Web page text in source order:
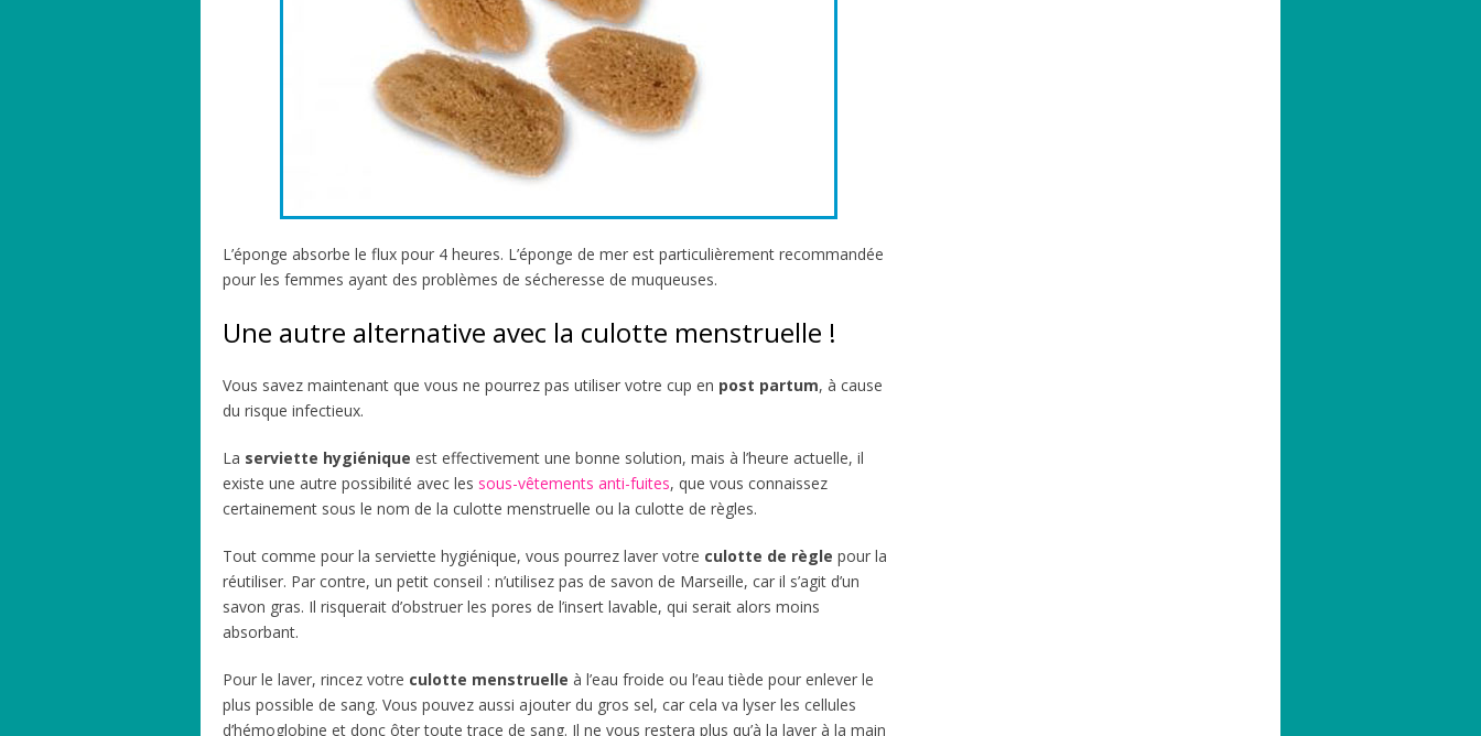
L’éponge absorbe le flux pour 4 heures. L’éponge de mer est particulièrement recommandée
pour les femmes ayant des problèmes de sécheresse de muqueuses.
Une autre alternative avec la culotte menstruelle !
Vous savez maintenant que vous ne pourrez pas utiliser votre cup en post partum, à cause
du risque infectieux.
La serviette hygiénique est effectivement une bonne solution, mais à l’heure actuelle, il
existe une autre possibilité avec les sous-vêtements anti-fuites, que vous connaissez
certainement sous le nom de la culotte menstruelle ou la culotte de règles.
Tout comme pour la serviette hygiénique, vous pourrez laver votre culotte de règle pour la
réutiliser. Par contre, un petit conseil : n’utilisez pas de savon de Marseille, car il s’agit d’un
savon gras. Il risquerait d’obstruer les pores de l’insert lavable, qui serait alors moins
absorbant.
Pour le laver, rincez votre culotte menstruelle à l’eau froide ou l’eau tiède pour enlever le
plus possible de sang. Vous pouvez aussi ajouter du gros sel, car cela va lyser les cellules
d’hémoglobine et donc ôter toute trace de sang. Il ne vous restera plus qu’à la laver à la main